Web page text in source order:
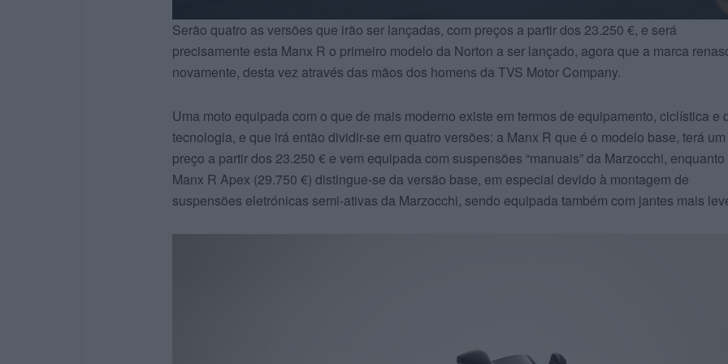
Serão quatro as versões que irão ser lançadas, com preços a partir dos 23.250 €, e será
precisamente esta Manx R o primeiro modelo da Norton a ser lançado, agora que a marca
novamente, desta vez através das mãos dos homens da TVS Motor Company.
Uma moto equipada com o que de mais moderno existe em termos de equipamento, ciclística e
tecnologia, e que irá então dividir-se em quatro versões: a Manx R que é o modelo base, terá um
preço a partir dos 23.250 € e vem equipada com suspensões “manuais” da Marzocchi, enquanto
Manx R Apex (29.750 €) distingue-se da versão base, em especial devido à montagem de
suspensões eletrónicas semi-ativas da Marzocchi, sendo equipada também com jantes mais